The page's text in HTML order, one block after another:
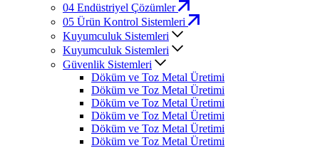
04 Endüstriyel Çözümler
05 Ürün Kontrol Sistemleri
Kuyumculuk Sistemleri
Kuyumculuk Sistemleri
Güvenlik Sistemleri
Döküm ve Toz Metal Üretimi
Döküm ve Toz Metal Üretimi
Döküm ve Toz Metal Üretimi
Döküm ve Toz Metal Üretimi
Döküm ve Toz Metal Üretimi
Döküm ve Toz Metal Üretimi